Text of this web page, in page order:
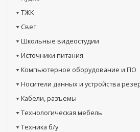
ТЖК
Свет
Школьные видеостудии
Источники питания
Компьютерное оборудование и ПО
Носители данных и устройства
Кабели, разъемы
Технологическая мебель
Техника б/у